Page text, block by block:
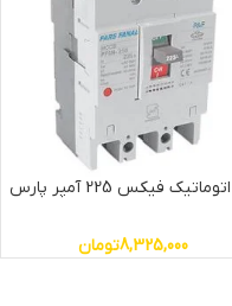
کلید اتوماتیک فیکس 225 آمپر پارس
8,325,000تومان